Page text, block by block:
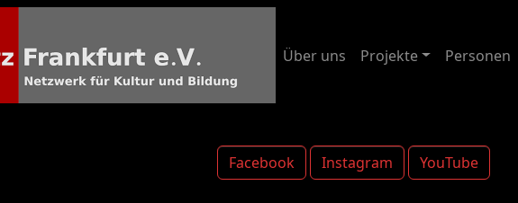
Facebook Instagram YouTube
Über uns Projekte Personen